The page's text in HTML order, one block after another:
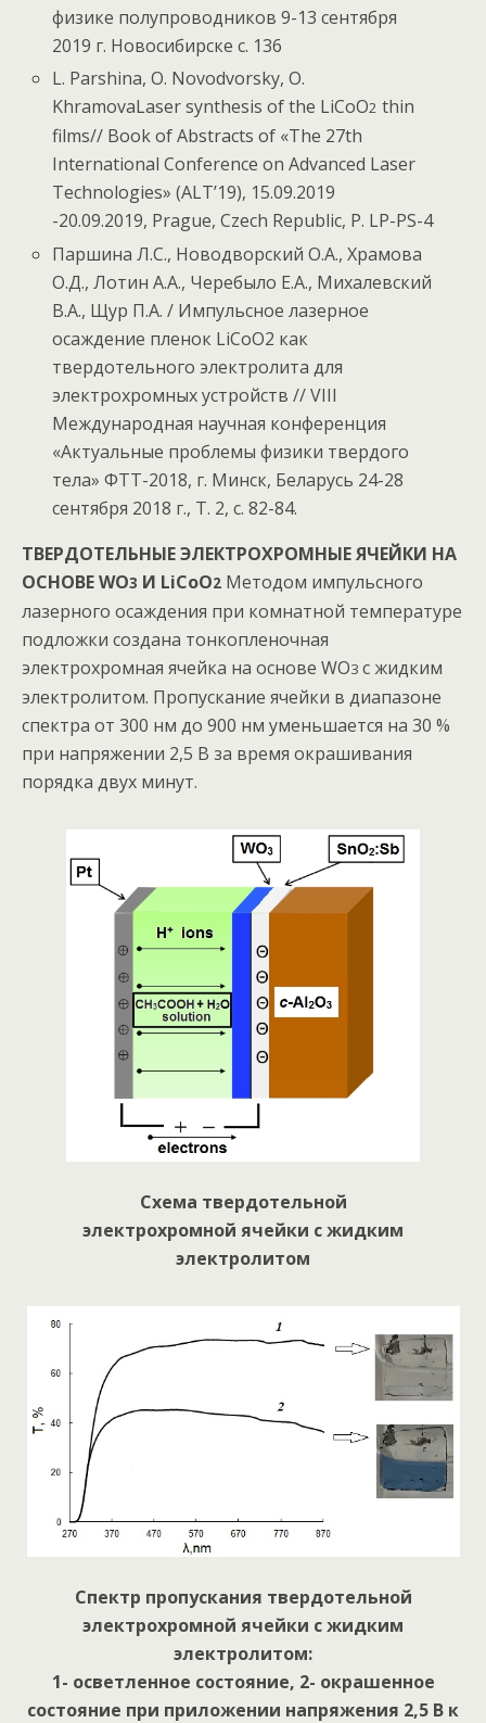
физике полупроводников 9-13 сентября
2019 г. Новосибирске с. 136
L. Parshina, О. Novodvorsky, O.
KhramovaLaser synthesis of the LiCoO2 thin
films// Book of Abstracts of «The 27th
International Conference on Advanced Laser
Technologies» (ALT’19), 15.09.2019
-20.09.2019, Prague, Czech Republic, P. LP-PS-4
Паршина Л.С., Новодворский О.А., Храмова
О.Д., Лотин А.А., Черебыло Е.А., Михалевский
В.А., Щур П.А. / Импульсное лазерное
осаждение пленок LiCoO2 как
твердотельного электролита для
электрохромных устройств // VIII
Международная научная конференция
«Актуальные проблемы физики твердого
тела» ФТТ-2018, г. Минск, Беларусь 24-28
сентября 2018 г., Т. 2, с. 82-84.
ТВЕРДОТЕЛЬНЫЕ ЭЛЕКТРОХРОМНЫЕ ЯЧЕЙКИ НА
ОСНОВЕ WO3 И LiCoO2 Методом импульсного
лазерного осаждения при комнатной температуре
подложки создана тонкопленочная
электрохромная ячейка на основе WO3 с жидким
электролитом. Пропускание ячейки в диапазоне
спектра от 300 нм до 900 нм уменьшается на 30 %
при напряжении 2,5 В за время окрашивания
порядка двух минут.
Схема твердотельной
электрохромной ячейки с жидким
электролитом
Спектр пропускания твердотельной
электрохромной ячейки с жидким
электролитом:
1- осветленное состояние, 2- окрашенное
состояние при приложении напряжения 2,5 В к